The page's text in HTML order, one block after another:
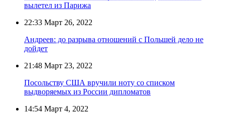
вылетел из Парижа
22:33 Март 26, 2022
Андреев: до разрыва отношений с Польшей дело не
дойдет
21:48 Март 23, 2022
Посольству США вручили ноту со списком
выдворяемых из России дипломатов
14:54 Март 4, 2022